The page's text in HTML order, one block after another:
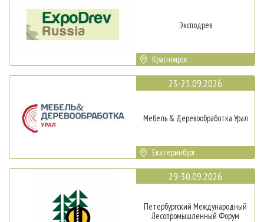
Эксподрев
Красноярск
23-25.09.2026
Мебель & Деревообработка Урал
Екатеринбург
29-30.09.2026
Петербургский Международный
Лесопромышленный Форум